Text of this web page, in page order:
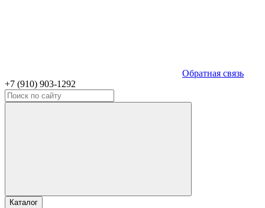
Обратная связь
+7 (910) 903-1292
Каталог